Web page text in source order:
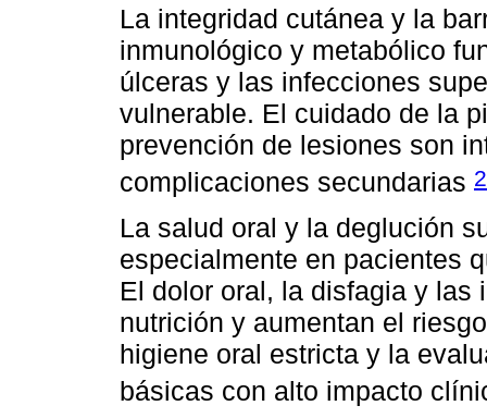
La integridad cutánea y la
inmunológico y metabólico
úlceras y las infecciones
vulnerable. El cuidado de la
prevención de lesiones son
complicaciones secundarias 2
La salud oral y la deglución
especialmente en pacientes
El dolor oral, la disfagia y las
nutrición y aumentan el
higiene oral estricta y la
básicas con alto impacto